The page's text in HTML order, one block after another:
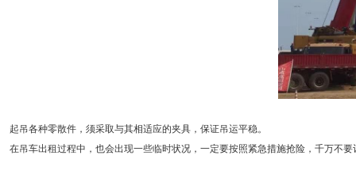
起吊各种零散件，须采取与其相适应的夹具，保证吊运平稳。
在吊车出租过程中，也会出现一些临时状况，一定要按照紧急措施抢险，千万不